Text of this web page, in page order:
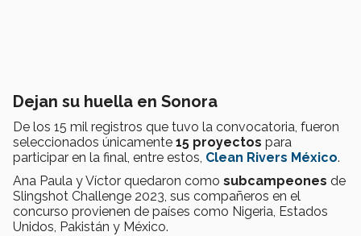
Dejan su huella en Sonora
De los 15 mil registros que tuvo la convocatoria, fueron
seleccionados únicamente 15 proyectos para
participar en la final, entre estos, Clean Rivers México.
Ana Paula y Víctor quedaron como subcampeones de
Slingshot Challenge 2023, sus compañeros en el
concurso provienen de países como Nigeria, Estados
Unidos, Pakistán y México.